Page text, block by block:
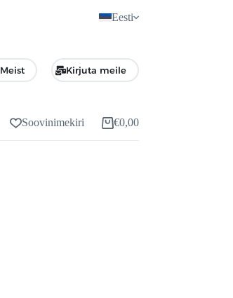
Eesti
Meist Kirjuta meile
Soovinimekiri Ostukorv
€0,00